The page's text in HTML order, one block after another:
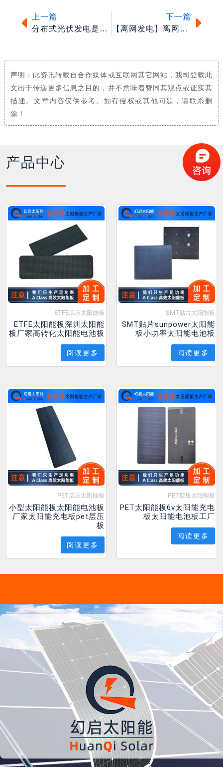
上一篇
分布式光伏发电是什么？
下一篇
【离网发电】离网发电系统组成构件
声明：此资讯转载自合作媒体或互联网其它网站，我司登载此
文出于传递更多信息之目的，并不意味着赞同其观点或证实其
描述。文章内容仅供参考。如有侵权或其他问题，请联系删
除！
产品中心
ETFE层压太阳能板
ETFE太阳能板深圳太阳能
板厂家高转化太阳能电池板
阅读更多
SMT贴片太阳能板
SMT贴片sunpower太阳能
板小功率太阳能电池板
阅读更多
PET层压太阳能板
小型太阳能板太阳能电池板
厂家太阳能充电板pet层压
板
阅读更多
PET层压太阳能板
PET太阳能板6v太阳能充电
板太阳能电池板工厂
阅读更多